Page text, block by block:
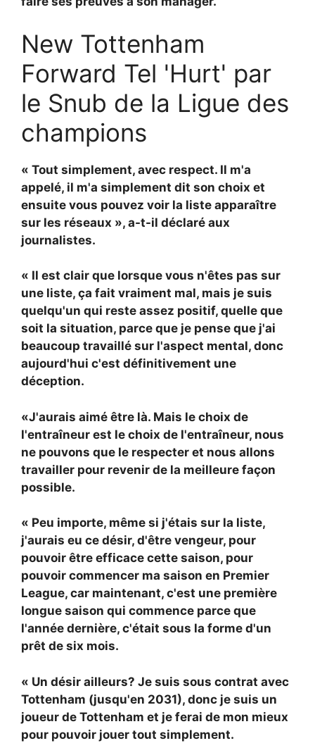
New Tottenham
Forward Tel 'Hurt' par
le Snub de la Ligue des
champions
« Tout simplement, avec respect. Il m'a
appelé, il m'a simplement dit son choix et
ensuite vous pouvez voir la liste apparaître
sur les réseaux », a-t-il déclaré aux
journalistes.
« Il est clair que lorsque vous n'êtes pas sur
une liste, ça fait vraiment mal, mais je suis
quelqu'un qui reste assez positif, quelle que
soit la situation, parce que je pense que j'ai
beaucoup travaillé sur l'aspect mental, donc
aujourd'hui c'est définitivement une
déception.
«J'aurais aimé être là. Mais le choix de
l'entraîneur est le choix de l'entraîneur, nous
ne pouvons que le respecter et nous allons
travailler pour revenir de la meilleure façon
possible.
« Peu importe, même si j'étais sur la liste,
j'aurais eu ce désir, d'être vengeur, pour
pouvoir être efficace cette saison, pour
pouvoir commencer ma saison en Premier
League, car maintenant, c'est une première
longue saison qui commence parce que
l'année dernière, c'était sous la forme d'un
prêt de six mois.
« Un désir ailleurs? Je suis sous contrat avec
Tottenham (jusqu'en 2031), donc je suis un
joueur de Tottenham et je ferai de mon mieux
pour pouvoir jouer tout simplement.